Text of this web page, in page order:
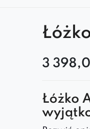
3
Łóżko